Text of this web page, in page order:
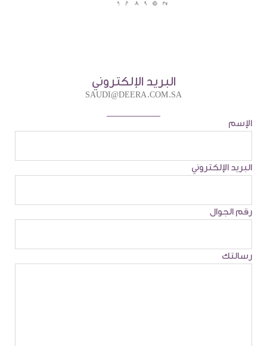
البريد الإلكتروني
SAUDI@DEERA.COM.SA
الإسم
البريد الإلكتروني
رقم الجوال
رسالتك